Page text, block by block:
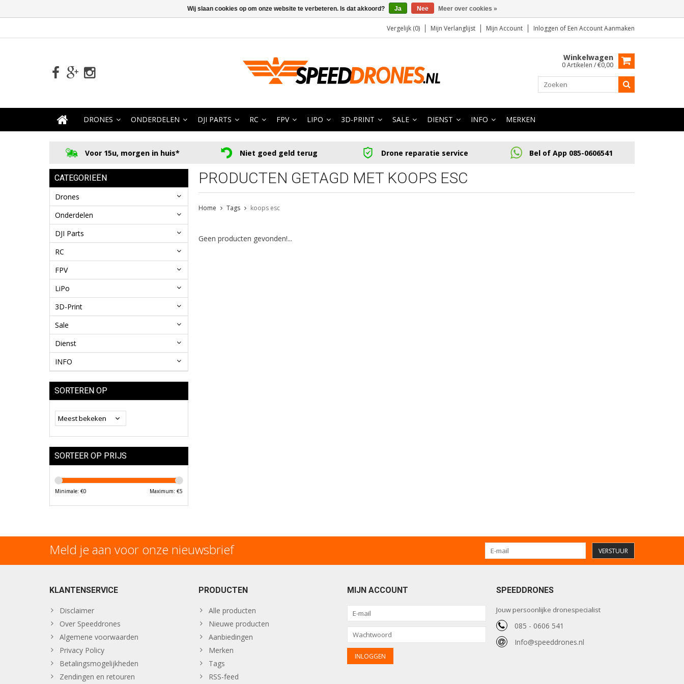
Vergelijk (0) Mijn Verlanglijst Mijn Account Inloggen of Een Account Aanmaken
Winkelwagen
0 Artikelen / €0,00
DRONES ONDERDELEN DJI PARTS RC FPV LIPO 3D-PRINT SALE DIENST INFO MERKEN
Voor 15u, morgen in huis* Niet goed geld terug Drone reparatie service Bel of App 085-0606541
CATEGORIEËN
Drones
Onderdelen
DJI Parts
RC
FPV
LiPo
3D-Print
Sale
Dienst
INFO
SORTEREN OP
SORTEER OP PRIJS
Minimale: €0 Maximum: €5
PRODUCTEN GETAGD MET KOOPS ESC
Home Tags koops esc
Geen producten gevonden!...
Meld je aan voor onze nieuwsbrief VERSTUUR
KLANTENSERVICE
Disclaimer
Over Speeddrones
Algemene voorwaarden
Privacy Policy
Betalingsmogelijkheden
Zendingen en retouren
PRODUCTEN
Alle producten
Nieuwe producten
Aanbiedingen
Merken
Tags
RSS-feed
MIJN ACCOUNT SPEEDDRONES
Jouw persoonlijke dronespecialist
085 - 0606 541
Info@speeddrones.nl
Wij slaan cookies op om onze website te verbeteren. Is dat akkoord? Ja Nee Meer over cookies »